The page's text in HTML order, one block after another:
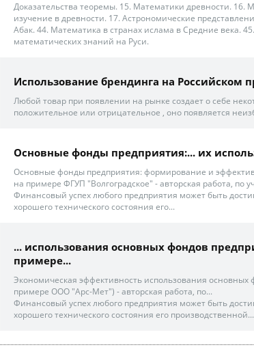
Доказательства теоремы. 15. Математики древности. 16.
изучение в древности. 17. Астрономические
Абак. 44. Математика в странах ислама в Средние века.
математических знаний на Руси.
Использование брендинга на Российском
Любой товар при появлении на рынке создает о себе
положительное или отрицательное , оно появляется
Основные фонды предприятия:... их
Основные фонды предприятия: формирование и
на примере ФГУП "Волгоградское" - авторская работа, по
Финансовый успех любого предприятия может быть
хорошего технического состояния его...
... использования основных фондов
примере...
Экономическая эффективность использования основных
примере ООО "Арс-Мет") - авторская работа, по...
Финансовый успех любого предприятия может быть
хорошего технического состояния его производственной...